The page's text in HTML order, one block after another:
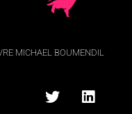
MICHAEL BOUMENDIL